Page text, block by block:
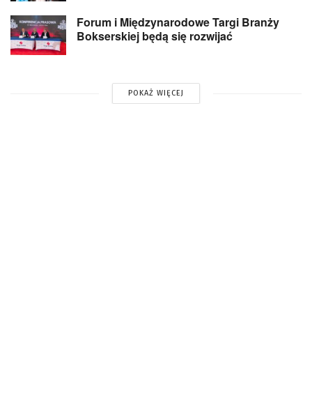
Forum i Międzynarodowe Targi Branży
Bokserskiej będą się rozwijać
POKAŻ WIĘCEJ